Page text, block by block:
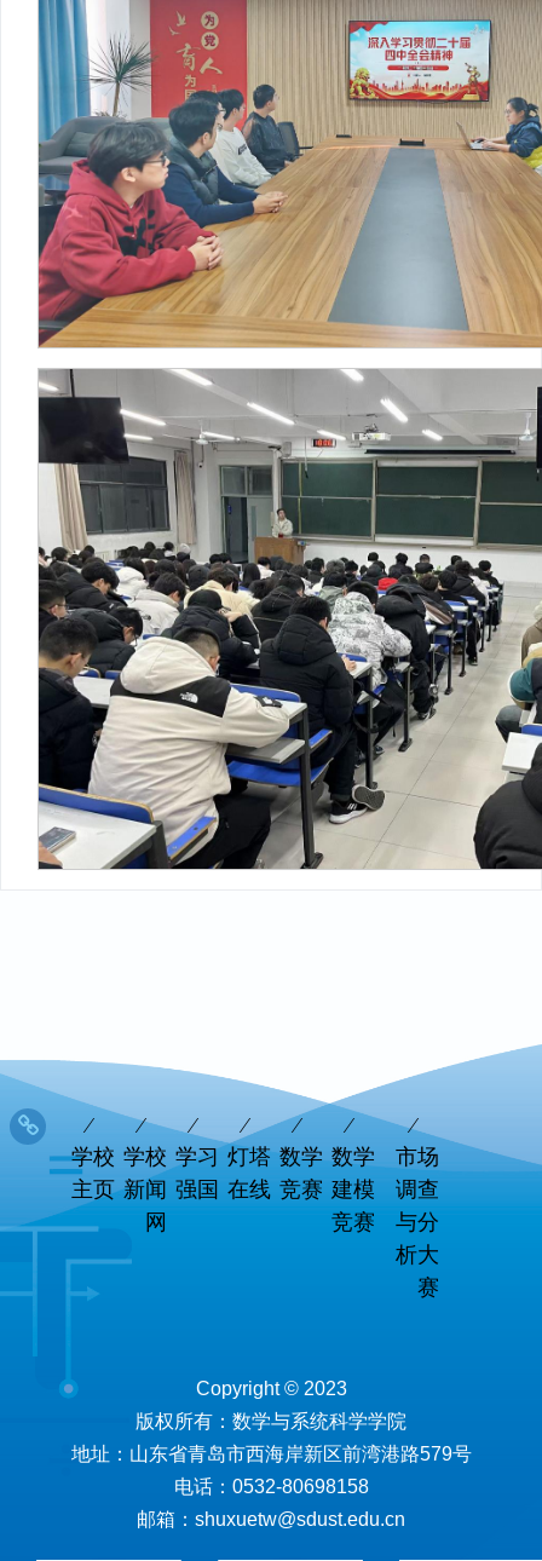
学校
主页
学校
新闻
网
学习
强国
灯塔
在线
数学
竞赛
数学
建模
竞赛
市场
调查
与分
析大
赛
Copyright © 2023
版权所有：数学与系统科学学院
地址：山东省青岛市西海岸新区前湾港路579号
电话：0532-80698158
邮箱：shuxuetw@sdust.edu.cn